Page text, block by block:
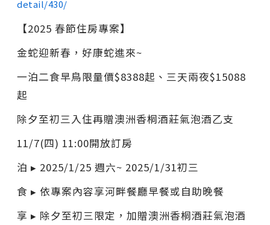
detail/430/
【2025 春節住房專案】
金蛇迎新春，好康蛇進來~
一泊二食早鳥限量價$8388起、三天兩夜$15088
起
除夕至初三入住再贈澳洲香桐酒莊氣泡酒乙支
11/7(四) 11:00開放訂房
泊 ▸ 2025/1/25 週六~ 2025/1/31初三
食 ▸ 依專案內容享河畔餐廳早餐或自助晚餐
享 ▸ 除夕至初三限定，加贈澳洲香桐酒莊氣泡酒